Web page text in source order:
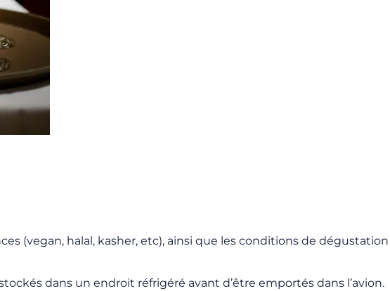
(vegan, halal, kasher, etc), ainsi que les conditions de dégustation
dans un endroit réfrigéré avant d’être emportés dans l’avion.